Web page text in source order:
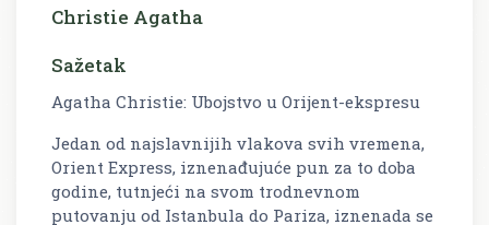
Christie Agatha
Sažetak
Agatha Christie: Ubojstvo u Orijent-ekspresu
Jedan od najslavnijih vlakova svih vremena,
Orient Express, iznenađujuće pun za to doba
godine, tutnjeći na svom trodnevnom
putovanju od Istanbula do Pariza, iznenada se